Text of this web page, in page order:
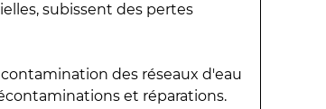
subissent des pertes
des réseaux d'eau
et réparations.